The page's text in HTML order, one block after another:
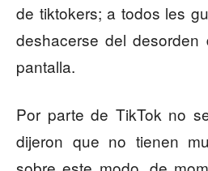
de tiktokers; a todos les
deshacerse del
pantalla.
Por parte de TikTok no
dijeron que no tienen